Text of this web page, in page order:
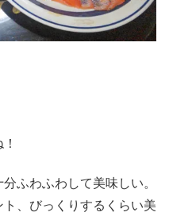
ふわふわして美味しい。
、びっくりするくらい美